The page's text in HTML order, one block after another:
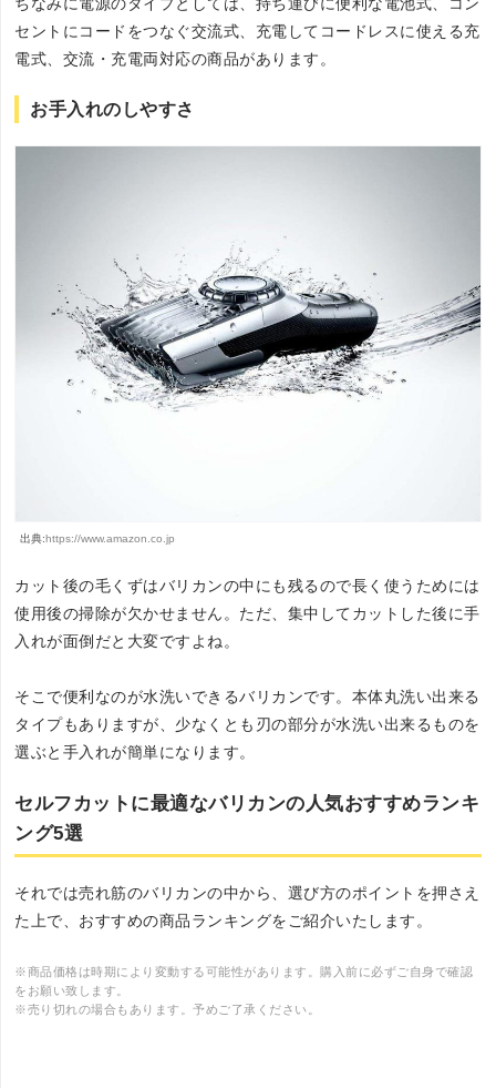
セントにコードをつなぐ交流式、充電してコードレスに使える充
電式、交流・充電両対応の商品があります。
お手入れのしやすさ
出典:https://www.amazon.co.jp
カット後の毛くずはバリカンの中にも残るので長く使うためには
使用後の掃除が欠かせません。ただ、集中してカットした後に手
入れが面倒だと大変ですよね。
そこで便利なのが水洗いできるバリカンです。本体丸洗い出来る
タイプもありますが、少なくとも刃の部分が水洗い出来るものを
選ぶと手入れが簡単になります。
セルフカットに最適なバリカンの人気おすすめランキ
ング5選
それでは売れ筋のバリカンの中から、選び方のポイントを押さえ
た上で、おすすめの商品ランキングをご紹介いたします。
※商品価格は時期により変動する可能性があります。購入前に必ずご自身で確認
をお願い致します。
※売り切れの場合もあります。予めご了承ください。